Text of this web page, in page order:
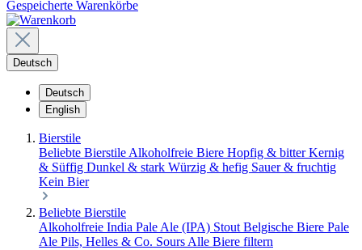
Gespeicherte Warenkörbe
Deutsch
Deutsch
English
Bierstile
Beliebte Bierstile Alkoholfreie Biere Hopfig & bitterKernig
& Süffig Dunkel & stark Würzig & hefig Sauer & fruchtig
Kein Bier
Beliebte Bierstile
Alkoholfreie India Pale Ale (IPA) Stout Belgische Biere Pale
Ale Pils, Helles & Co. Sours Alle Biere filtern